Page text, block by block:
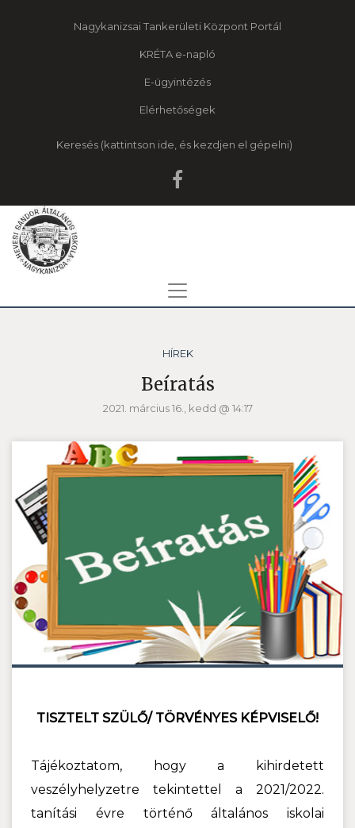
Nagykanizsai Tankerületi Központ Portál
KRÉTA e-napló
E-ügyintézés
Elérhetőségek
Keresés
HÍREK
Beíratás
2021. március 16., kedd @ 14:17
TISZTELT SZÜLŐ/ TÖRVÉNYES KÉPVISELŐ!
Tájékoztatom, hogy a kihirdetett
veszélyhelyzetre tekintettel a 2021/2022.
tanítási évre történő általános iskolai